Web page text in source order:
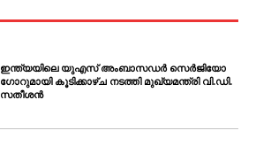
ഇന്ത്യയിലെ യുഎസ് അംബാസഡർ സെർജിയോ
ഗോറുമായി കൂടിക്കാഴ്ച നടത്തി മുഖ്യമന്ത്രി വി.ഡി.
സതീശൻ